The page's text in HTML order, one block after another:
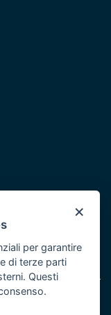
2014/2020 -
×
per garantire
di terze parti
Questi